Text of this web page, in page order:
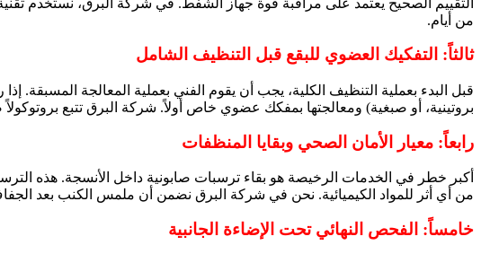
من أيام.
ثالثاً: التفكيك العضوي للبقع قبل التنظيف الشامل
قبل البدء بعملية التنظيف الكلية، يجب أن يقوم الفني بعملية المعالجة المسبقة.
بروتينية، أو صبغية) ومعالجتها بمفكك عضوي خاص أولاً. شركة البرق تتبع
رابعاً: معيار الأمان الصحي وبقايا المنظفات
أكبر خطر في الخدمات الرخيصة هو بقاء ترسبات صابونية داخل الأنسجة. هذه
من أي أثر للمواد الكيميائية. نحن في شركة البرق نضمن أن ملمس الكنب بعد
خامساً: الفحص النهائي تحت الإضاءة الجانبية